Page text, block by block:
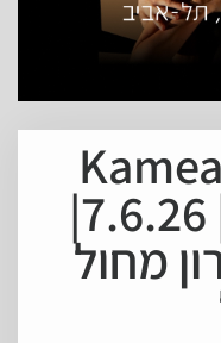
יוצרים מבית | 7.6.26|
מחול